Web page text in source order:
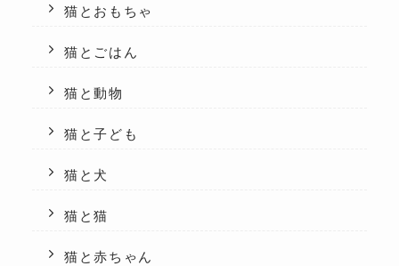
猫とおもちゃ
猫とごはん
猫と動物
猫と子ども
猫と犬
猫と猫
猫と赤ちゃん